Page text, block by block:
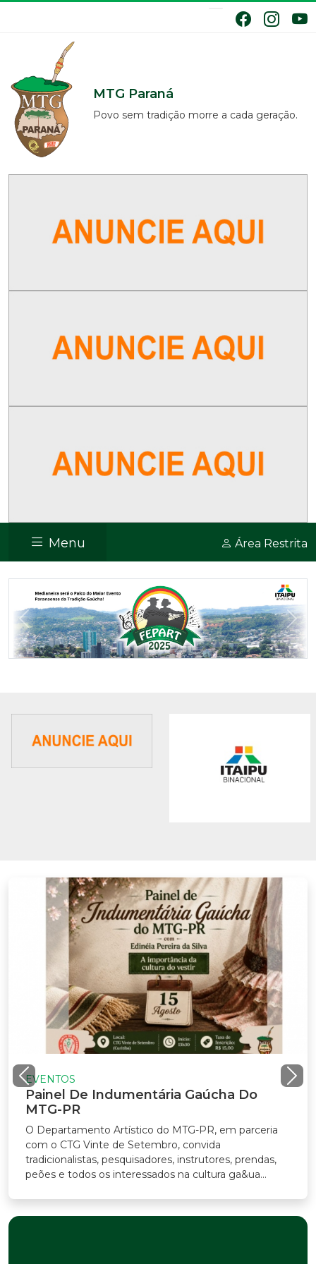
MTG Paraná
Povo sem tradição morre a cada geração.
Menu Área Restrita
Previous
EVENTOS
Painel De Indumentária Gaúcha Do
MTG-PR
O Departamento Artístico do MTG-PR, em parceria
com o CTG Vinte de Setembro, convida
tradicionalistas, pesquisadores, instrutores, prendas,
peões e todos os interessados na cultura ga&ua...